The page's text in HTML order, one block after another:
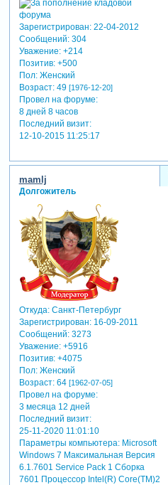
Зарегистрирован: 22-04-2012
Сообщений:304
Уважение: +214
Позитив: +500
Пол:Женский
Возраст:49 [1976-12-20]
Провел на форуме:
8 дней 8 часов
Последний визит:
12-10-2015 11:25:17
mamlj
Долгожитель
Откуда:Санкт-Петербург
Зарегистрирован: 16-09-2011
Сообщений:3273
Уважение: +5916
Позитив: +4075
Пол:Женский
Возраст:64 [1962-07-05]
Провел на форуме:
3 месяца 12 дней
Последний визит:
25-11-2020 11:01:10
Параметры компьютера:Microsoft
Windows 7 Максимальная Версия
6.1.7601 Service Pack 1 Сборка
7601 Процессор Intel(R) Core(TM)2